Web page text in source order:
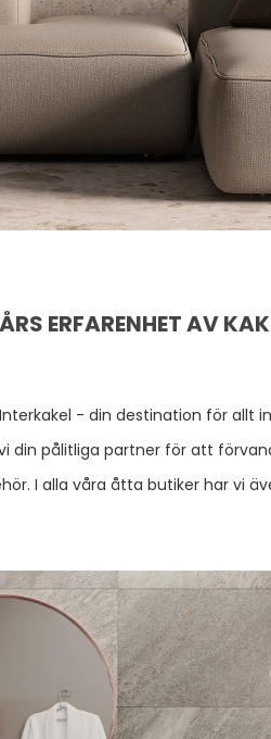
ERFARENHET AV
- din destination för allt
din pålitliga partner för att
I alla våra åtta butiker har vi